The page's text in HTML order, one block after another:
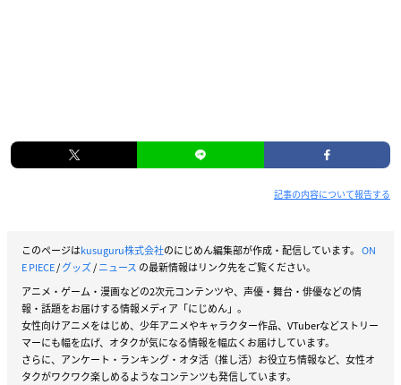
記事の内容について報告する
このページはkusuguru株式会社のにじめん編集部が作成・配信しています。 ON
E PIECE/グッズ/ニュース の最新情報はリンク先をご覧ください。
アニメ・ゲーム・漫画などの2次元コンテンツや、声優・舞台・俳優などの情
報・話題をお届けする情報メディア「にじめん」。
女性向けアニメをはじめ、少年アニメやキャラクター作品、VTuberなどストリー
マーにも幅を広げ、オタクが気になる情報を幅広くお届けしています。
さらに、アンケート・ランキング・オタ活（推し活）お役立ち情報など、女性オ
タクがワクワク楽しめるようなコンテンツも発信しています。